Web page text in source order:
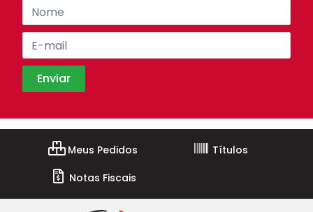
Meus Pedidos
Títulos
Notas Fiscais